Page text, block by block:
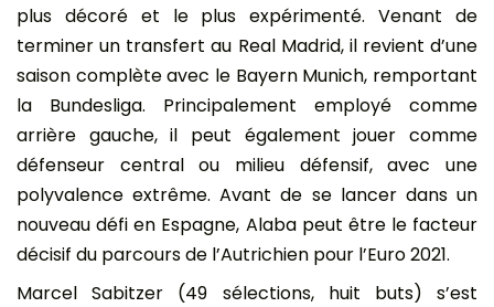
plus décoré et le plus expérimenté. Venant de
terminer un transfert au Real Madrid, il revient d’une
saison complète avec le Bayern Munich, remportant
la Bundesliga. Principalement employé comme
arrière gauche, il peut également jouer comme
défenseur central ou milieu défensif, avec une
polyvalence extrême. Avant de se lancer dans un
nouveau défi en Espagne, Alaba peut être le facteur
décisif du parcours de l’Autrichien pour l’Euro 2021.
Marcel Sabitzer (49 sélections, huit buts) s’est